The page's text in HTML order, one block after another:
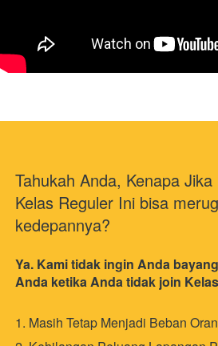
Tahukah Anda, Kenapa
Kelas Reguler Ini bisa
kedepannya?
Ya. Kami tidak ingin Anda
Anda ketika Anda tidak join
1. Masih Tetap Menjadi Beban